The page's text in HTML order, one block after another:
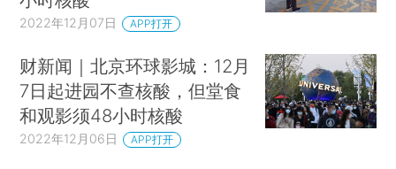
2022年12月07日 APP打开
财新闻｜北京环球影城：12月
7日起进园不查核酸，但堂食
和观影须48小时核酸
2022年12月06日 APP打开